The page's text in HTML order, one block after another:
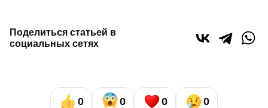
Поделиться статьей в
социальных сетях
0 0 0 0